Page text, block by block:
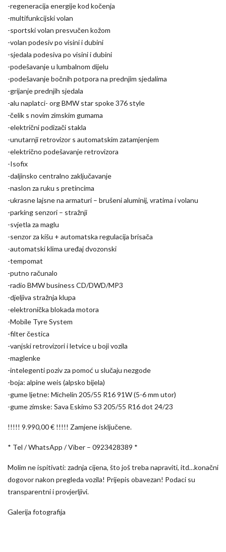
-regeneracija energije kod kočenja
-multifunkcijski volan
-sportski volan presvučen kožom
-volan podesiv po visini i dubini
-sjedala podesiva po visini i dubini
-podešavanje u lumbalnom dijelu
-podešavanje bočnih potpora na prednjim sjedalima
-grijanje prednjih sjedala
-alu naplatci- org BMW star spoke 376 style
-čelik s novim zimskim gumama
-električni podizači stakla
-unutarnji retrovizor s automatskim zatamjenjem
-električno podešavanje retrovizora
-Isofix
-daljinsko centralno zaključavanje
-naslon za ruku s pretincima
-ukrasne lajsne na armaturi – brušeni aluminij, vratima i volanu
-parking senzori – stražnji
-svjetla za maglu
-senzor za kišu + automatska regulacija brisača
-automatski klima uređaj dvozonski
-tempomat
-putno računalo
-radio BMW business CD/DWD/MP3
-djeljiva stražnja klupa
-elektronička blokada motora
-Mobile Tyre System
-filter čestica
-vanjski retrovizori i letvice u boji vozila
-maglenke
-intelegenti poziv za pomoć u slučaju nezgode
-boja: alpine weis (alpsko bijela)
-gume ljetne: Michelin 205/55 R16 91W (5-6 mm utor)
-gume zimske: Sava Eskimo S3 205/55 R16 dot 24/23
!!!!! 9.990,00 € !!!!! Zamjene isključene.
* Tel / WhatsApp / Viber – 0923428389 *
Molim ne ispitivati: zadnja cijena, što još treba napraviti, itd…konačni
dogovor nakon pregleda vozila! Prijepis obavezan! Podaci su
transparentni i provjerljivi.
Galerija fotografija